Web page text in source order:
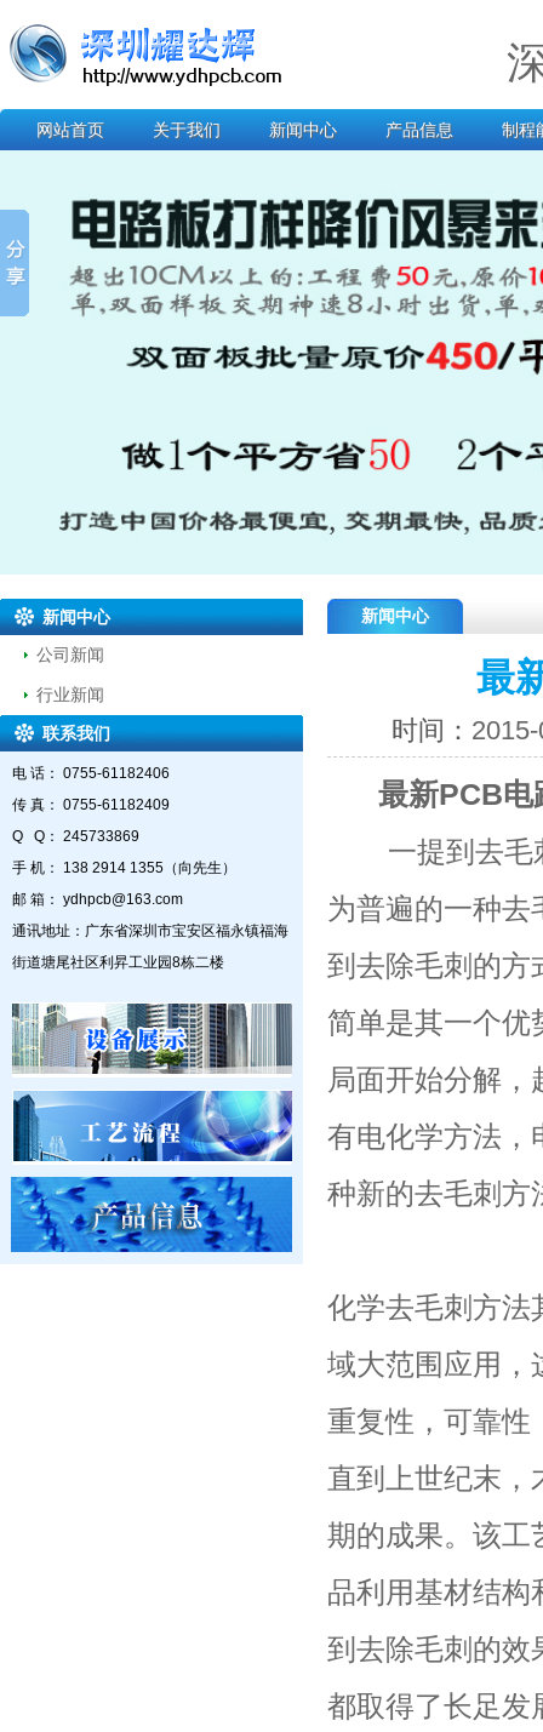
网站首页 关于我们 新闻中心 产品信息 制程
新闻中心
公司新闻
行业新闻
联系我们
电 话： 0755-61182406
传 真： 0755-61182409
Q Q： 245733869
手 机： 138 2914 1355（向先生）
邮 箱： ydhpcb@163.com
通讯地址：广东省深圳市宝安区福永镇福海
街道塘尾社区利昇工业园8栋二楼
新闻中心
最
时间：
最新PCB电
一提到去毛
为普遍的一种去
到去除毛刺的方
简单是其一个优
局面开始分解
有电化学方法，
种新的去毛刺方
化学去毛刺方法
域大范围应用，
重复性，可靠性
直到上世纪末，
期的成果。该工
品利用基材结构
到去除毛刺的效
都取得了长足发